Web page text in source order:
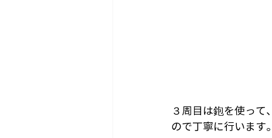
３周目は鉋を使って
ので丁寧に行います。